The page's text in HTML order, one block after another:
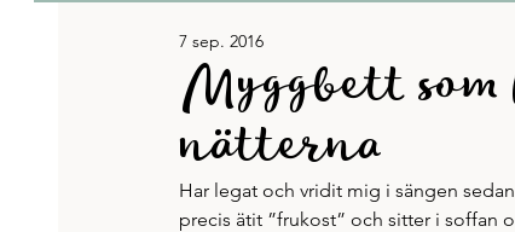
Jennys böcker
Träning och hälsa
Myggbett
nätterna
7 sep. 2016
Har legat och vridit mig i sängen
precis ätit ”frukost” och sitter i soffan